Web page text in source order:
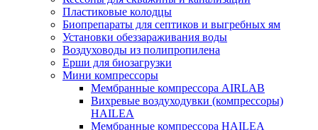
Пластиковые колодцы
Биопрепараты для септиков и выгребных ям
Установки обеззараживания воды
Воздуховоды из полипропилена
Ерши для биозагрузки
Мини компрессоры
Мембранные компрессора AIRLAB
Вихревые воздуходувки (компрессоры)
HAILEA
Мембранные компрессора HAILEA